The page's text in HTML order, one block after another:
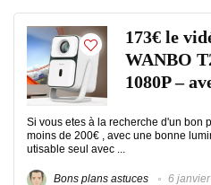
173€ le
WANBO
1080P –
Si vous etes à la recherche d'un bon
moins de 200€ , avec une bonne
utisable seul avec ...
Bons plans astuces 6